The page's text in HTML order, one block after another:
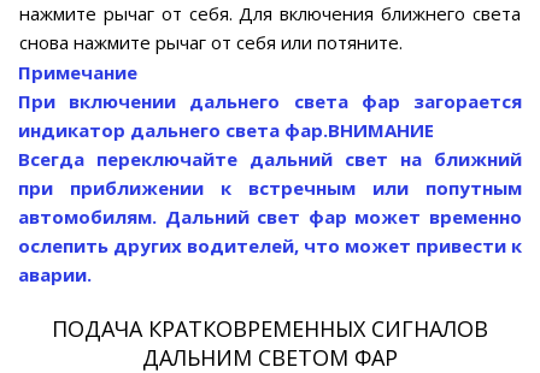
нажмите рычаг от себя. Для включения ближнего света
снова нажмите рычаг от себя или потяните.
Примечание
При включении дальнего света фар загорается
индикатор дальнего света фар.ВНИМАНИЕ
Всегда переключайте дальний свет на ближний
при приближении к встречным или попутным
автомобилям. Дальний свет фар может временно
ослепить других водителей, что может привести к
аварии.
ПОДАЧА КРАТКОВРЕМЕННЫХ СИГНАЛОВ
ДАЛЬНИМ СВЕТОМ ФАР